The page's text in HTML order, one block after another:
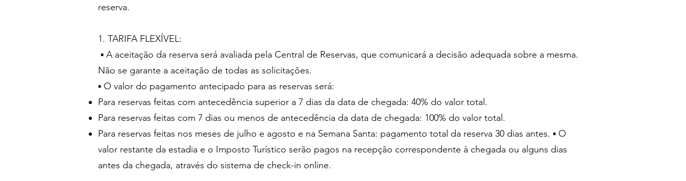
reserva.
1. TARIFA FLEXÍVEL:
▪ A aceitação da reserva será avaliada pela Central de Reservas, que comunicará a decisão adequada sobre a mesma.
Não se garante a aceitação de todas as solicitações.
▪ O valor do pagamento antecipado para as reservas será:
Para reservas feitas com antecedência superior a 7 dias da data de chegada: 40% do valor total.
Para reservas feitas com 7 dias ou menos de antecedência da data de chegada: 100% do valor total.
Para reservas feitas nos meses de julho e agosto e na Semana Santa: pagamento total da reserva 30 dias antes. ▪ O
valor restante da estadia e o Imposto Turístico serão pagos na recepção correspondente à chegada ou alguns dias
antes da chegada, através do sistema de check-in online.